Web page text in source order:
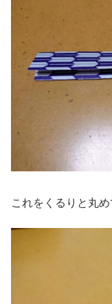
これをくるりと丸め